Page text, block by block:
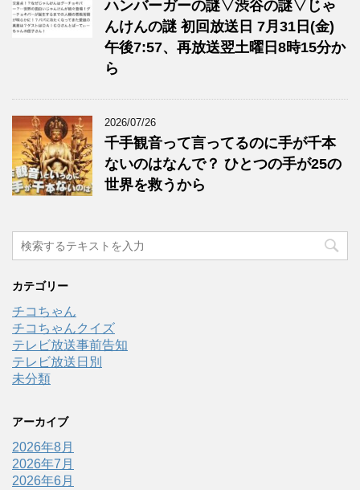
ハンバーガーの謎▽渋谷の謎▽じゃ
んけんの謎 初回放送日 7月31日(金)
午後7:57、再放送翌土曜日8時15分か
ら
2026/07/26
千手観音って言ってるのに手が千本
ないのはなんで？ ひとつの手が25の
世界を救うから
カテゴリー
チコちゃん
チコちゃんクイズ
テレビ放送事前告知
テレビ放送日別
未分類
アーカイブ
2026年8月
2026年7月
2026年6月